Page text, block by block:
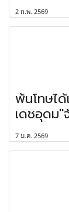
2 ก.พ. 2569
พ้นโทษไ
เดชอุดม"
7 ม.ค. 2569